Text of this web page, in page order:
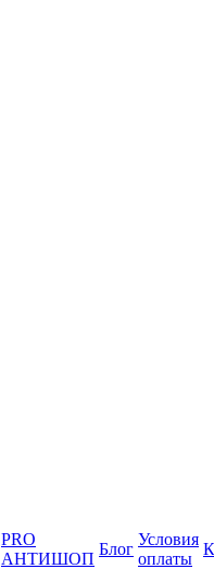
PRO
АНТИШОП
Блог
Условия
оплаты